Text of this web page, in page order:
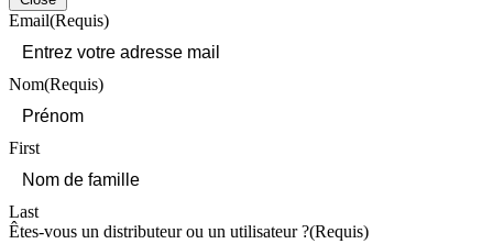
Email(Requis)
Nom(Requis)
First
Last
Êtes-vous un distributeur ou un utilisateur ?(Requis)